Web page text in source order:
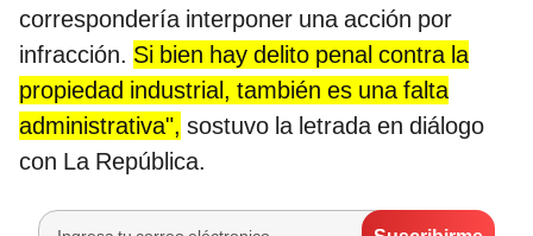
correspondería interponer una acción por
infracción. Si bien hay delito penal contra la
propiedad industrial, también es una falta
administrativa", sostuvo la letrada en diálogo
con La República.